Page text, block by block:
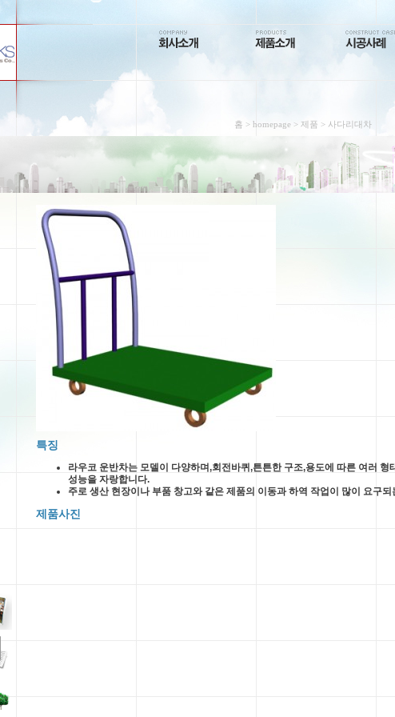
홈 > homepage > 제품 > 사다리대차
특징
라우코 운반차는 모델이 다양하며,회전바퀴,튼튼한 구조,용도에 따른 여러 형
성능을 자랑합니다.
주로 생산 현장이나 부품 창고와 같은 제품의 이동과 하역 작업이 많이 요구
제품사진